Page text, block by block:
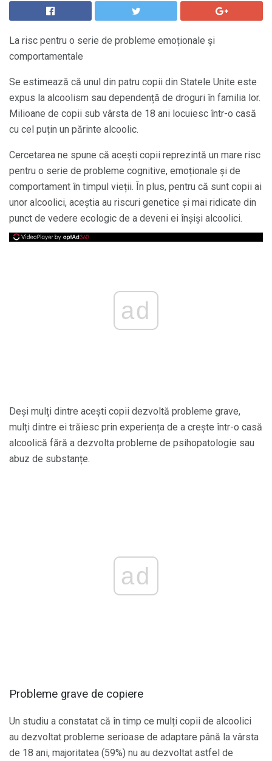
La risc pentru o serie de probleme emoționale și
comportamentale
Se estimează că unul din patru copii din Statele Unite este
expus la alcoolism sau dependență de droguri în familia lor.
Milioane de copii sub vârsta de 18 ani locuiesc într-o casă
cu cel puțin un părinte alcoolic.
Cercetarea ne spune că acești copii reprezintă un mare risc
pentru o serie de probleme cognitive, emoționale și de
comportament în timpul vieții. În plus, pentru că sunt copii ai
unor alcoolici, aceștia au riscuri genetice și mai ridicate din
punct de vedere ecologic de a deveni ei înșiși alcoolici.
ad
Deși mulți dintre acești copii dezvoltă probleme grave,
mulți dintre ei trăiesc prin experiența de a crește într-o casă
alcoolică fără a dezvolta probleme de psihopatologie sau
abuz de substanțe.
ad
Probleme grave de copiere
Un studiu a constatat că în timp ce mulți copii de alcoolici
au dezvoltat probleme serioase de adaptare până la vârsta
de 18 ani, majoritatea (59%) nu au dezvoltat astfel de